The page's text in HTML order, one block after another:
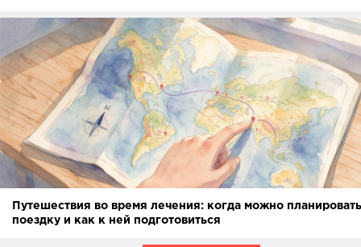
Путешествия во время лечения: когда можно планировать
поездку и как к ней подготовиться